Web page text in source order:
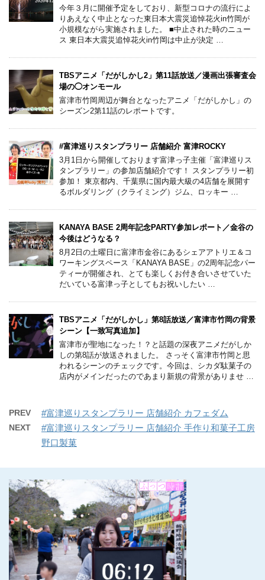
今年３月に開催予定をしており、新型コロナの流行によ
りあえなく中止となった東日本大震災追悼花火in竹岡が
小規模ながら実施されました。 ■中止された時のニュー
ス 東日本大震災追悼花火in竹岡は中止が決定 …
TBSアニメ「だがしかし2」第11話放送／漫画出張審査会
場の◯オンモール
富津市竹岡周辺が舞台となったアニメ「だがしかし」の
シーズン2第11話のレポートです。
#富津巡りスタンプラリー 店舗紹介 富津ROCKY
3月1日から開催しております富津っ子主催「富津巡りス
タンプラリー」の参加店舗紹介です！ スタンプラリー初
参加！ 東京都内、千葉県に国内最大級の4店舗を展開す
るボルダリング（クライミング）ジム、ロッキー …
KANAYA BASE 2周年記念PARTY参加レポート／金谷の
今後はどうなる？
8月2日の土曜日に富津市金谷にあるシェアアトリエ＆コ
ワーキングスペース「KANAYA BASE」の2周年記念パー
ティーが開催され、とても楽しくお付き合いさせていた
だいている富津っ子としてもお祝いしたい …
TBSアニメ「だがしかし」第8話放送／富津市竹岡の背景
シーン【一致写真追加】
富津市が聖地になった！？と話題の深夜アニメだがしか
しの第8話が放送されました。 さっそく富津市竹岡と思
われるシーンのチェックです。今回は、シカダ駄菓子の
店内がメインだったのであまり新規の背景がありませ …
PREV #富津巡りスタンプラリー 店舗紹介 カフェダム
NEXT
#富津巡りスタンプラリー 店舗紹介 手作り和菓子工房
野口製菓